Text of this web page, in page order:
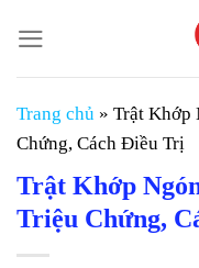
đến
nội
dung
Trang chủ » Trật Khớp
Chứng, Cách Điều Trị
Trật Khớp
Triệu Chứng,